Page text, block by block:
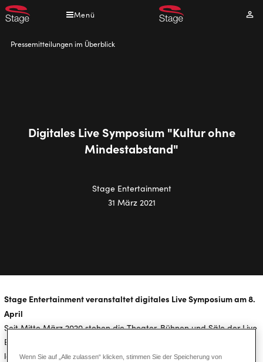
Direkt
zum
Menü
Pfadnavigation
Pressemitteilungen im Überblick
Digitales Live Symposium "Kultur ohne
Mindestabstand"
Stage Entertainment
31 März 2021
Stage Entertainment veranstaltet digitales Live Symposium am 8.
April
Seit Mitte März 2020 stehen die Theater, Bühnen und Säle der Live
Entertainment Branche in Deutschland leer. Kulturschaffende
leiden massiv unter den Auswirkungen der Corona-Pandemie.
Wenn Sie auf „Alle zulassen“ klicken, stimmen Sie der Speicherung von